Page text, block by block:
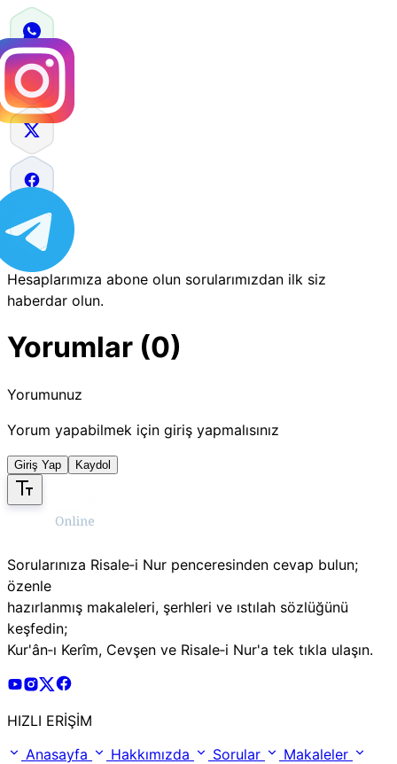
Hesaplarımıza abone olun sorularımızdan ilk siz
haberdar olun.
Yorumlar (0)
Yorumunuz
Yorum yapabilmek için giriş yapmalısınız
Giriş Yap Kaydol
Sorularınıza Risale‑i Nur penceresinden cevap bulun;
özenle
hazırlanmış makaleleri, şerhleri ve ıstılah sözlüğünü
keşfedin;
Kur'ân‑ı Kerîm, Cevşen ve Risale‑i Nur'a tek tıkla ulaşın.
Risale Online Youtube Hesabı
Risale Online Instagram Hesabı
Risale Online X Hesabı
HIZLI ERİŞİM
Anasayfa
Hakkımızda Sorular
Makaleler